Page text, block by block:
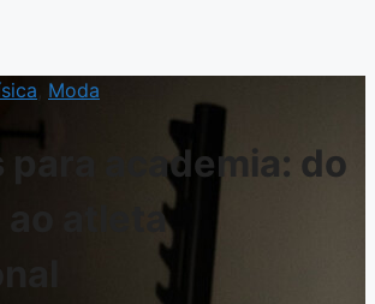
, Moda
para academia: do
ao atleta